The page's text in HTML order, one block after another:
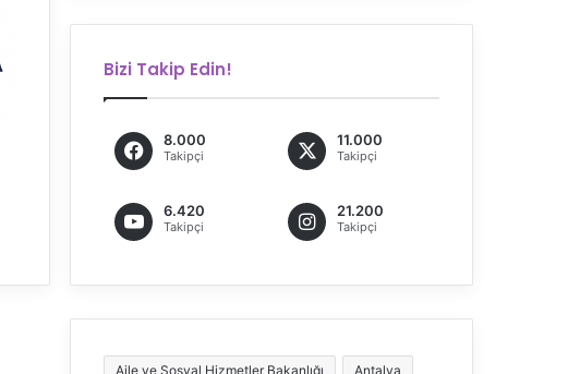
Bizi Takip Edin!
8.000
Takipçi
11.000
Takipçi
6.420
Takipçi
21.200
Takipçi
Aile ve Sosyal Hizmetler Bakanlığı Antalya